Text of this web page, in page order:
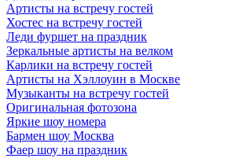
Артисты на встречу гостей
Хостес на встречу гостей
Леди фуршет на праздник
Зеркальные артисты на велком
Карлики на встречу гостей
Артисты на Хэллоуин в Москве
Музыканты на встречу гостей
Оригинальная фотозона
Яркие шоу номера
Бармен шоу Москва
Фаер шоу на праздник